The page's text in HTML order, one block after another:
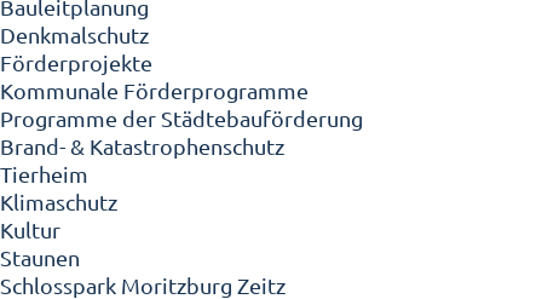
Bauleitplanung
Denkmalschutz
Förderprojekte
Kommunale Förderprogramme
Programme der Städtebauförderung
Brand- & Katastrophenschutz
Tierheim
Klimaschutz
Kultur
Staunen
Schlosspark Moritzburg Zeitz